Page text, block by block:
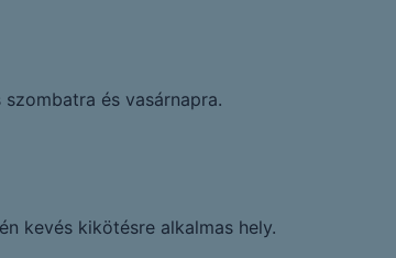
és vasárnapra.
kevés kikötésre alkalmas hely.